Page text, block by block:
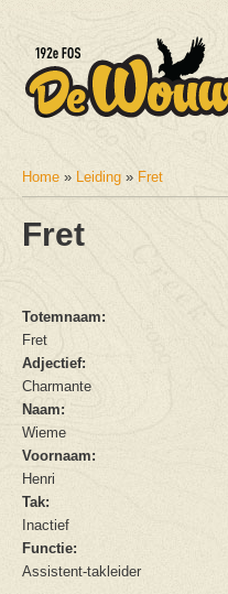
U bent hier
Home » Leiding » Fret
Fret
Totemnaam:
Fret
Adjectief:
Charmante
Naam:
Wieme
Voornaam:
Henri
Tak:
Inactief
Functie:
Assistent-takleider